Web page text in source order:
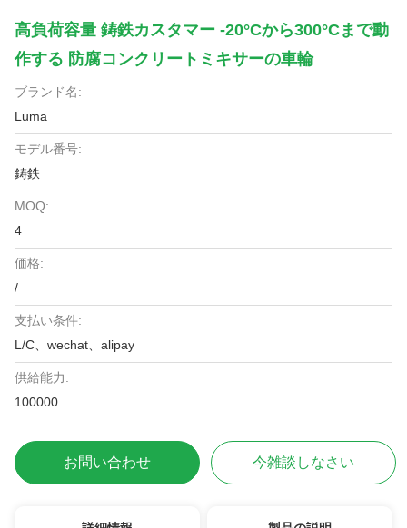
高負荷容量 鋳鉄カスタマー -20°Cから300°Cまで動
作する 防腐コンクリートミキサーの車輪
ブランド名:
Luma
モデル番号:
鋳鉄
MOQ:
4
価格:
/
支払い条件:
L/C、wechat、alipay
供給能力:
100000
お問い合わせ 今雑談しなさい